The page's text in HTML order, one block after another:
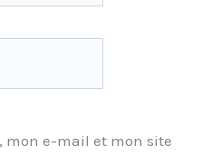
mon e-mail et mon site